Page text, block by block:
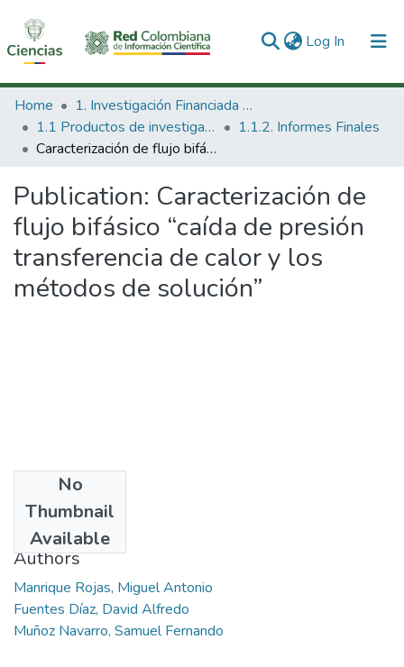
Log In (current)
Communities & Collections
All of DSpace
Home
1. Investigación Financiada con Recursos Públicos
1.1 Productos de investigación
1.1.2. Informes Finales
Caracterización de flujo bifásico “caída de presión transferencia de calor y los métodos de solución”
Publication: Caracterización de
flujo bifásico “caída de presión
transferencia de calor y los
métodos de solución”
No
Thumbnail
Available
2010
Authors
Manrique Rojas, Miguel Antonio
Fuentes Díaz, David Alfredo
Muñoz Navarro, Samuel Fernando